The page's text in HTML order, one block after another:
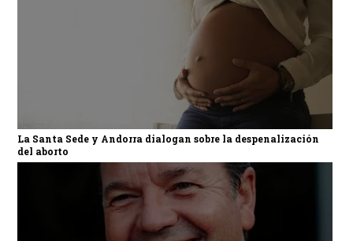
La Santa Sede y Andorra dialogan sobre la despenalización
del aborto